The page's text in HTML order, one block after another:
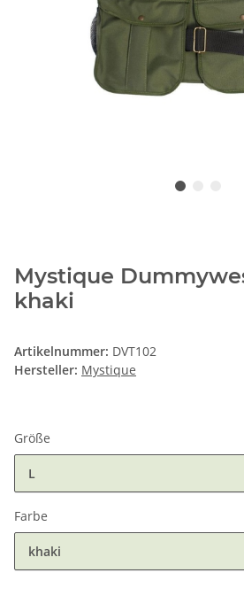
Mystique
khaki
Artikelnummer: DVT102
Hersteller: Mystique
Größe
L
Farbe
khaki